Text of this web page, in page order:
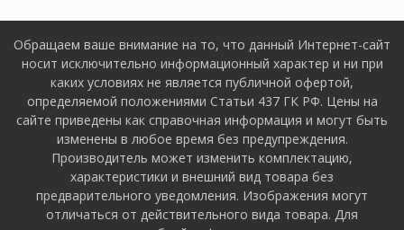
Обращаем ваше внимание на то, что данный Интернет-сайт
носит исключительно информационный характер и ни при
каких условиях не является публичной офертой,
определяемой положениями Статьи 437 ГК РФ. Цены на
сайте приведены как справочная информация и могут быть
изменены в любое время без предупреждения.
Производитель может изменить комплектацию,
характеристики и внешний вид товара без
предварительного уведомления. Изображения могут
отличаться от действительного вида товара. Для